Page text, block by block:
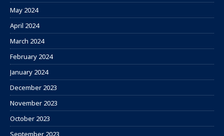
May 2024
April 2024
March 2024
February 2024
January 2024
December 2023
November 2023
October 2023
September 2023